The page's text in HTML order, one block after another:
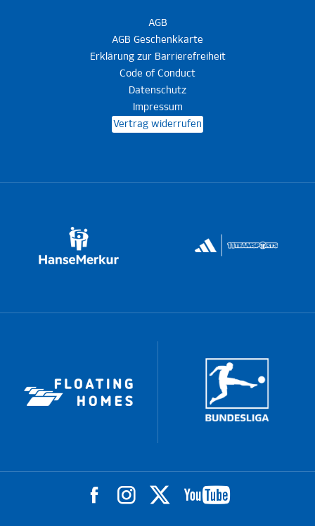
AGB
AGB Geschenkkarte
Erklärung zur Barrierefreiheit
Code of Conduct
Datenschutz
Impressum
Vertrag widerrufen